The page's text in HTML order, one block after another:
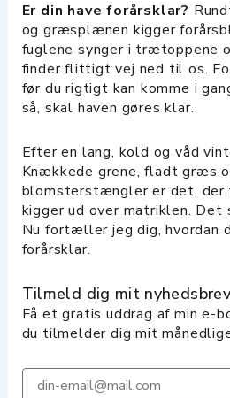
Er din have forårsklar?
og græsplænen kigger
fuglene synger i trætoppene
finder flittigt vej ned til os.
før du rigtigt kan komme i
så, skal haven gøres klar.
Efter en lang, kold og våd
Knækkede grene, fladt græs
blomsterstængler er det, der
kigger ud over matriklen. Det
Nu fortæller jeg dig, hvordan
forårsklar.
Tilmeld dig mit nyhedsbrev
Få et gratis uddrag af min e-
du tilmelder dig mit
Email